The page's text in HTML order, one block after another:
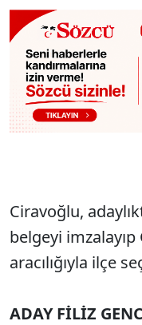
Ciravoğlu,
belgeyi imzalayıp
aracılığıyla ilçe
ADAY FİLİZ